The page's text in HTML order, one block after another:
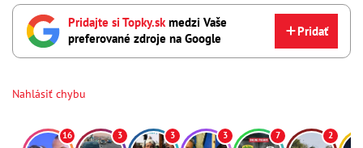
Pridajte si Topky.skmedzi Vaše
preferované zdroje na Google
Pridať
Nahlásiť chybu
16 3 3 3 7 2